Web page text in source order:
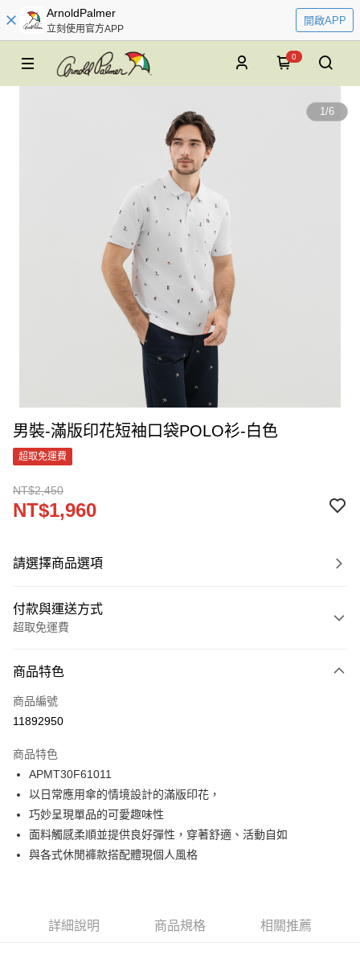
ArnoldPalmer
立刻使用官方APP
開啟APP
0
1/6
男裝-滿版印花短袖口袋POLO衫-白色
超取免運費
NT$2,450
NT$1,960
請選擇商品選項
付款與運送方式
超取免運費
信用卡一次付款
LINE Pay
悠遊付
Google Pay
貨到付款
商品特色
商品編號
11892950
商品特色
APMT30F61011
以日常應用傘的情境設計的滿版印花，
巧妙呈現單品的可愛趣味性
面料觸感柔順並提供良好彈性，穿著舒適、活動自如
與各式休閒褲款搭配體現個人風格
詳細說明 商品規格 相關推薦